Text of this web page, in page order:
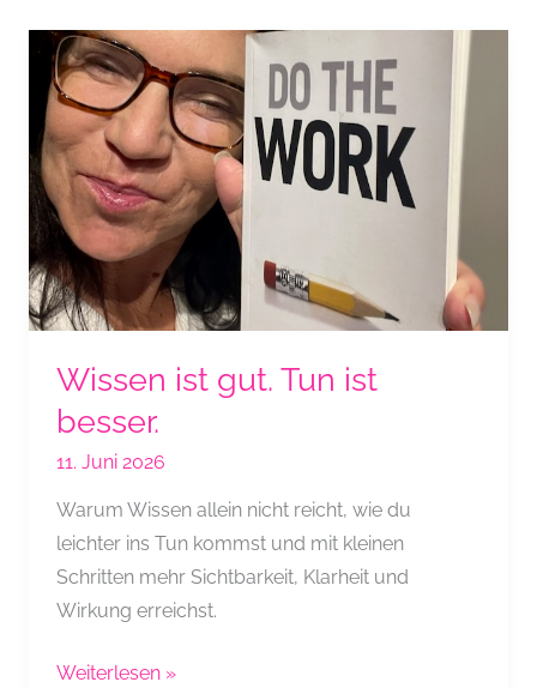
Wissen ist gut. Tun ist
besser.
11. Juni 2026
Warum Wissen allein nicht reicht, wie du
leichter ins Tun kommst und mit kleinen
Schritten mehr Sichtbarkeit, Klarheit und
Wirkung erreichst.
Wissen
Weiterlesen »